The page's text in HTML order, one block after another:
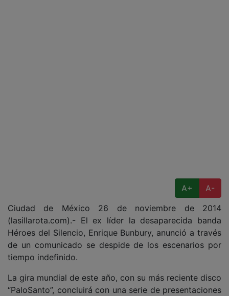
A+
A-
Ciudad de México 26 de noviembre de 2014
(lasillarota.com).- El ex líder la desaparecida banda
Héroes del Silencio, Enrique Bunbury, anunció a través
de un comunicado se despide de los escenarios por
tiempo indefinido.
La gira mundial de este año, con su más reciente disco
“PaloSanto”, concluirá con una serie de presentaciones